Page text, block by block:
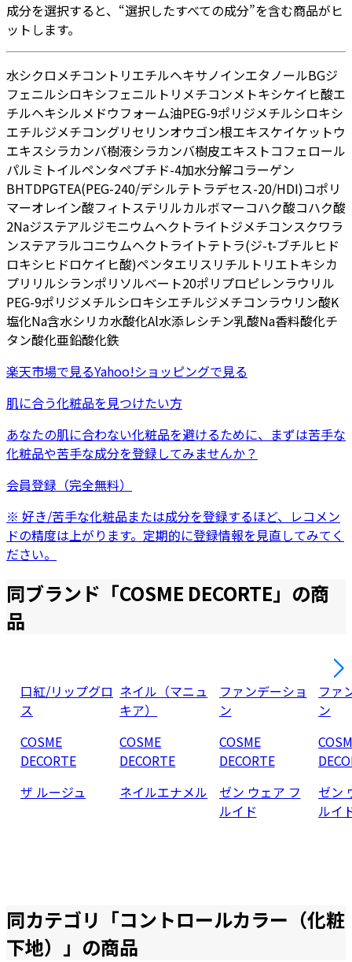
成分を選択すると、“選択したすべての成分”を含む商品がヒ
ットします。
水シクロメチコン トリエチルヘキサノインエタノールBGジ
フェニルシロキシフェニルトリメチコンメトキシケイヒ酸エ
チルヘキシルメドウフォーム油PEG-9ポリジメチルシロキシ
エチルジメチコングリセリンオウゴン根エキスケイケットウ
エキスシラカンバ樹液シラカンバ樹皮エキス トコフェロール
パルミトイルペンタペプチド-4加水分解コラーゲン
BHTDPGTEA(PEG-240/デシルテトラデセス-20/HDI)コポリ
マーオレイン酸フィトステリルカルボマーコハク酸コハク酸
2Naジステアルジモニウムヘクトライトジメチコンスクワラ
ンステアラルコニウムヘクトライトテトラ(ジ-t-ブチルヒド
ロキシヒドロケイヒ酸)ペンタエリスリチル トリエトキシカ
プリリルシランポリソルベート20ポリプロピレンラウリル
PEG-9ポリジメチルシロキシエチルジメチコンラウリン酸K
塩化Na含水シリカ水酸化Al水添レシチン乳酸Na香料酸化チ
タン酸化亜鉛酸化鉄
楽天市場で見るYahoo!ショッピングで見る
肌に合う化粧品を見つけたい方
あなたの肌に合わない化粧品を避けるために、まずは苦手な
化粧品や苦手な成分を登録してみませんか？
会員登録（完全無料）
※ 好き/苦手な化粧品または成分を登録するほど、レコメン
ドの精度は上がります。定期的に登録情報を見直してみてく
ださい。
同ブランド「COSME DECORTE」の商
品
口紅/リップグロ
ス
COSME
DECORTE
ザ ルージュ
ネイル（マニュ
キア）
COSME
DECORTE
ネイルエナメル
ファンデーショ
ン
COSME
DECORTE
ゼン ウェア フ
ルイド
ファ
ン
ゼン
ルイ
同カテゴリ「コントロールカラー（化粧
下地） 」の商品